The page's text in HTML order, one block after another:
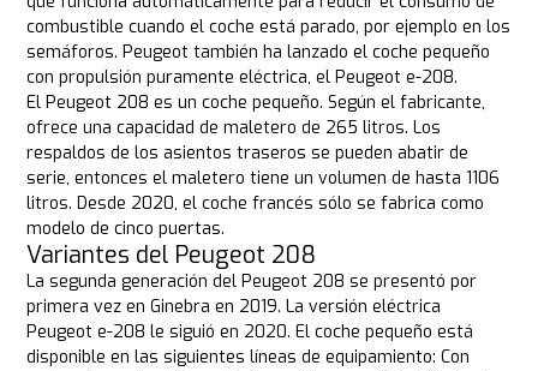
combustible cuando el coche está parado, por ejemplo en los
semáforos. Peugeot también ha lanzado el coche pequeño
con propulsión puramente eléctrica, el Peugeot e-208.
El Peugeot 208 es un coche pequeño. Según el fabricante,
ofrece una capacidad de maletero de 265 litros. Los
respaldos de los asientos traseros se pueden abatir de
serie, entonces el maletero tiene un volumen de hasta 1106
litros. Desde 2020, el coche francés sólo se fabrica como
modelo de cinco puertas.
Variantes del Peugeot 208
La segunda generación del Peugeot 208 se presentó por
primera vez en Ginebra en 2019. La versión eléctrica
Peugeot e-208 le siguió en 2020. El coche pequeño está
disponible en las siguientes líneas de equipamiento: Con